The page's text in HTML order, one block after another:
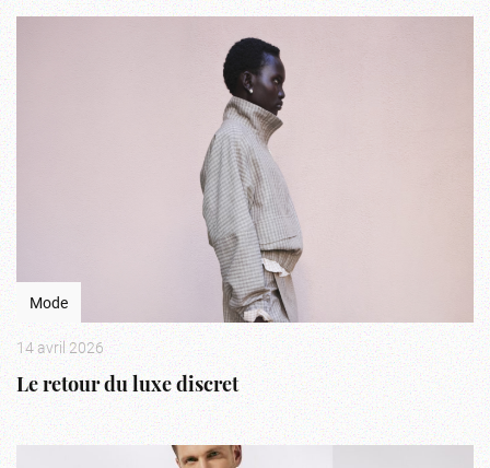
Mode
14 avril 2026
Le retour du luxe discret